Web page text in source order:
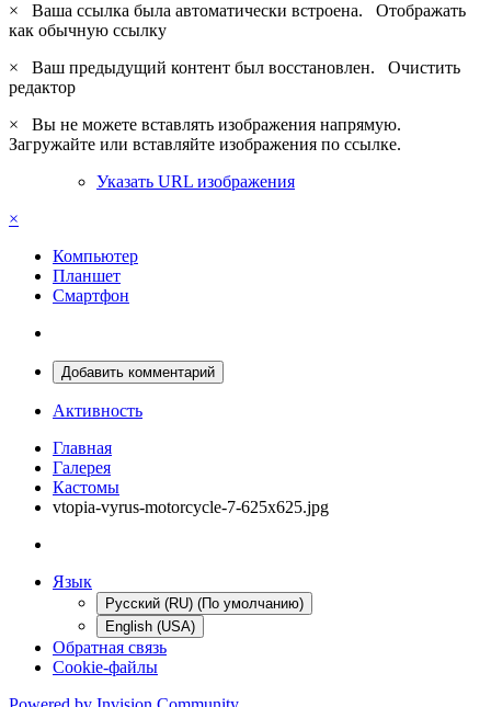
×
Ваша ссылка была автоматически встроена. Отображать
как обычную ссылку
×
Ваш предыдущий контент был восстановлен. Очистить
редактор
×
Вы не можете вставлять изображения напрямую.
Загружайте или вставляйте изображения по ссылке.
Указать URL изображения
×
Компьютер
Планшет
Смартфон
Добавить комментарий
Активность
Главная
Галерея
Кастомы
vtopia-vyrus-motorcycle-7-625x625.jpg
Язык
Русский (RU) (По умолчанию)
English (USA)
Обратная связь
Cookie-файлы